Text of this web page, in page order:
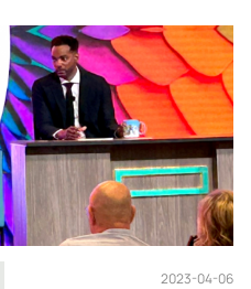
2023-04-06